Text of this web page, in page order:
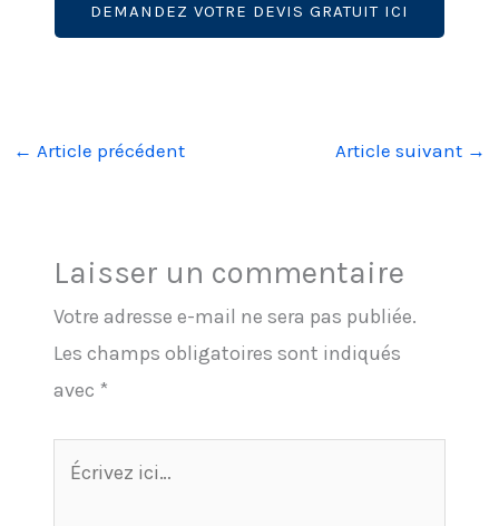
DEMANDEZ VOTRE DEVIS GRATUIT ICI
← Article précédent Article suivant →
Laisser un commentaire
Votre adresse e-mail ne sera pas publiée.
Les champs obligatoires sont indiqués
avec *
Écrivez